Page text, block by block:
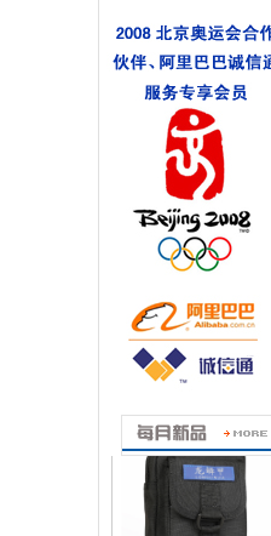
龙鳞甲塑钢通用手铐套
龙鳞甲考杜拉工作包
龙鳞甲战术防割手套